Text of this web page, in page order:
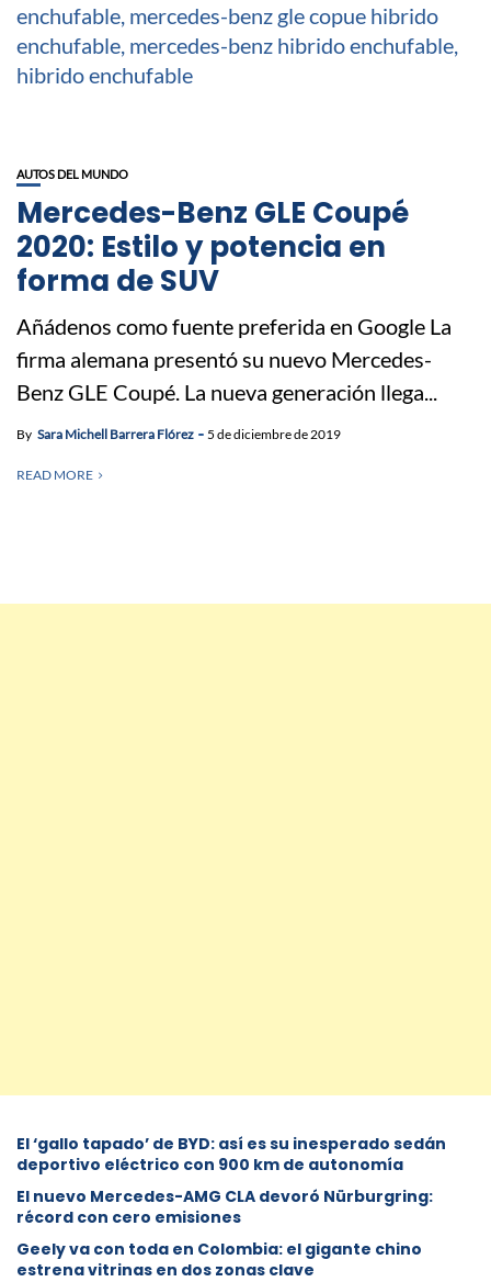
AUTOS DEL MUNDO
Mercedes-Benz GLE Coupé
2020: Estilo y potencia en
forma de SUV
Añádenos como fuente preferida en Google La
firma alemana presentó su nuevo Mercedes-
Benz GLE Coupé. La nueva generación llega...
By Sara Michell Barrera Flórez 5 de diciembre de 2019
READ MORE
El ‘gallo tapado’ de BYD: así es su inesperado sedán
deportivo eléctrico con 900 km de autonomía
El nuevo Mercedes-AMG CLA devoró Nürburgring:
récord con cero emisiones
Geely va con toda en Colombia: el gigante chino
estrena vitrinas en dos zonas clave